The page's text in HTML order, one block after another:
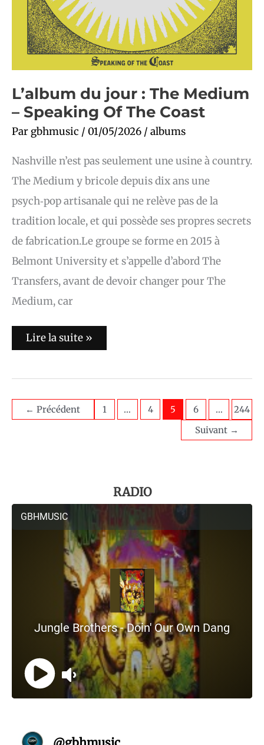
L’album du jour : The Medium
– Speaking Of The Coast
Par gbhmusic / 01/05/2026 / albums
Nashville n’est pas seulement une usine à country.
The Medium y bricole depuis dix ans une
psych‑pop artisanale qui ne relève pas de la
tradition locale, et qui possède ses propres secrets
de fabrication.Le groupe se forme en 2015 à
Belmont University et s’appelle d’abord The
Transfers, avant de devoir changer pour The
Medium, car
Lire la suite »
← Précédent 1 … 4 5 6 …
244
Suivant →
RADIO